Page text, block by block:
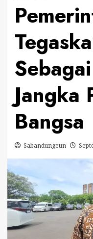
Jangka
Bangsa
Sabandungeun